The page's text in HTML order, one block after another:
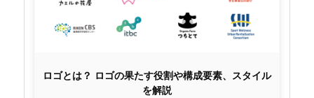
ロゴとは？ ロゴの果たす役割や構成要素、スタイル
を解説